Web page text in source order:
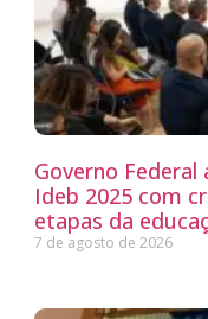
Governo
Ideb 2025 com
etapas da
7 de agosto de 2026